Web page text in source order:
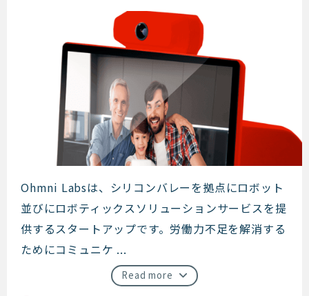
OhmniLabs
Ohmni Labsは、シリコンバレーを拠点にロボット
並びにロボティックスソリューションサービスを提
供するスタートアップです。労働力不足を解消する
ためにコミュニケ ...
Read more